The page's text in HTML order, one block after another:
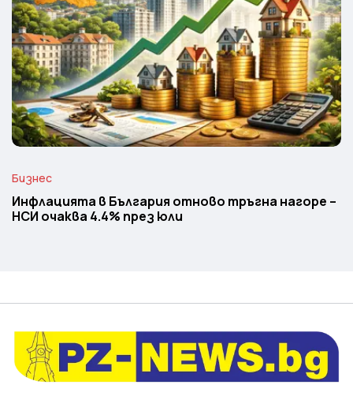
Бизнес
Инфлацията в България отново тръгна нагоре –
НСИ очаква 4.4% през юли